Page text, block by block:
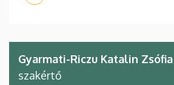
Gyarmati-Riczu Katalin Zsófia
szakértő